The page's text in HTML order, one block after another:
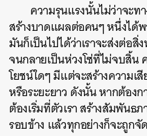
ความรุนแรงนั้นไม่ว่าจะท
สร้างบาดแผลต่อคนๆ หนึ่งได้
มันก็เป็นไปได้ว่าเราจะส่งต่อสิ่
จนกลายเป็นห่วงโซ่ที่ไม่จบสิ้น
โยชน์ใดๆ มีแต่จะสร้างความเ
หรือระยะยาว ดังนั้น หากต้อง
ต้องเริ่มที่ตัวเรา สร้างสัมพัน
รอบข้าง แล้วทุกอย่างก็จะถูกจั